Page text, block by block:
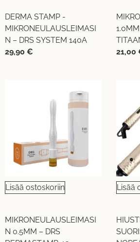
DERMA STAMP -
MIKRONEULAUSLEIMASI
N – DRS SYSTEM 140A
29,90 €
21,00
Lisää ostoskoriin
MIKRONEULAUSLEIMASI
N 0.5MM – DRS
Lisää